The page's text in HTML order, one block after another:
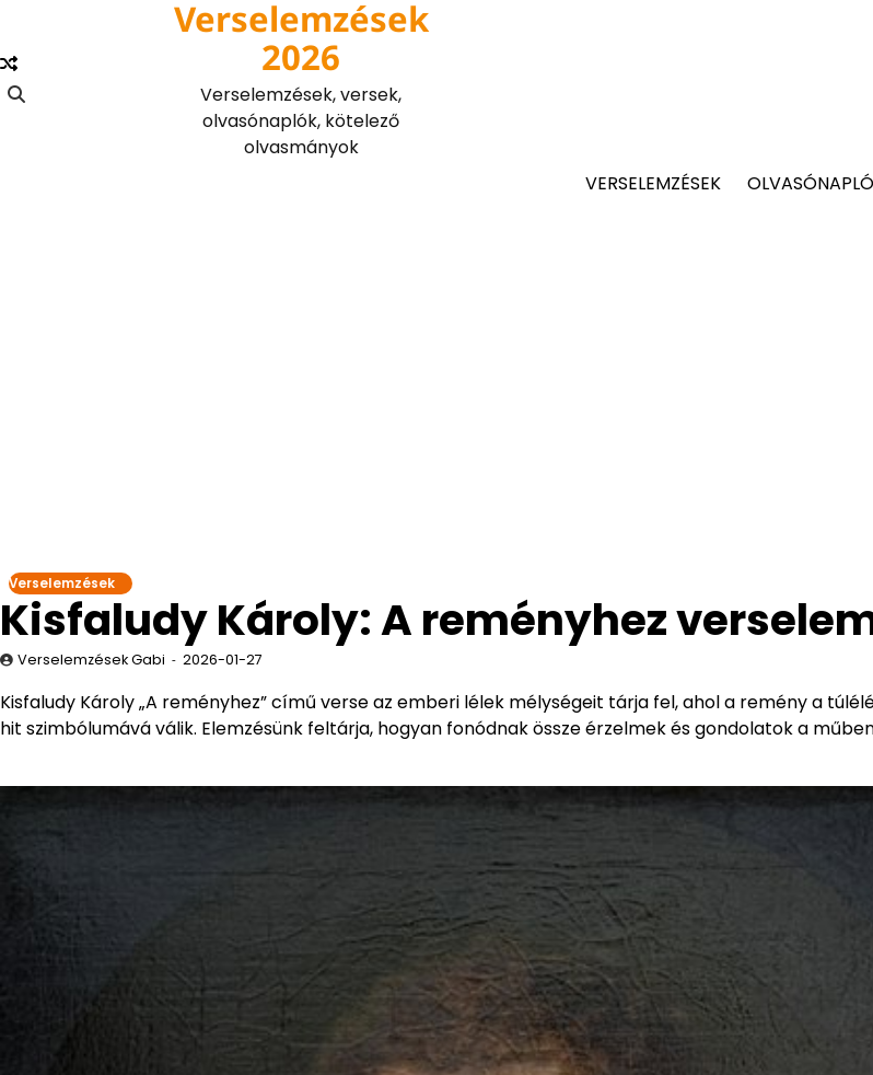
content
Verselemzések
2026
Verselemzések, versek,
olvasónaplók, kötelező
olvasmányok
VERSELEMZÉSEK
Verselemzések
Kisfaludy Károly: A reményhez
Verselemzések Gabi 2026-01-27
Kisfaludy Károly „A reményhez” című verse az emberi lélek mélységeit tárja fel, ahol a remény a
hit szimbólumává válik. Elemzésünk feltárja, hogyan fonódnak össze érzelmek és gondolatok a